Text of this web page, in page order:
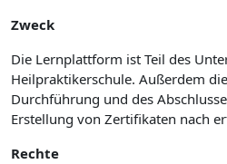
Zweck
Die Lernplattform ist Teil des
Heilpraktikerschule. Außerdem
Durchführung und des
Erstellung von Zertifikaten nach
Rechte